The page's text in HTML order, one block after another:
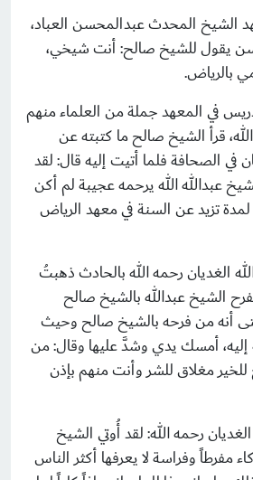
الشيخ المحدث عبدالمحسن العباد،
يقول للشيخ صالح: أنت شيخي،
بالرياض.
في المعهد جملة من العلماء منهم
قرأ الشيخ صالح ما كتبته عن
في الصحافة فلما أتيت إليه قال: لقد
عبدالله الله يرحمه عجيبة لم أكن
لمدة تزيد عن السنة في معهد الرياض
الغديان رحمه الله بالحادث ذهبتُ
الشيخ عبدالله بالشيخ صالح
أنه من فرحه بالشيخ صالح وحيث
إليه، أمسك يدي وشدَّ عليها وقال: من
مغلاق للشر وأنت منهم بإذن
رحمه الله: لقد أُوتي الشيخ
وفراسة لا يعرفها أكثر الناس